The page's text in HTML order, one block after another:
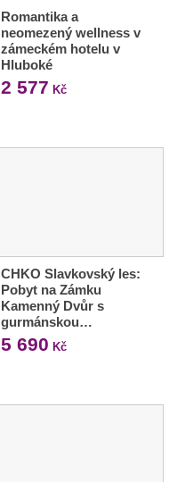
Romantika a
neomezený wellness v
zámeckém hotelu v
Hluboké
2 577 Kč
CHKO Slavkovský les:
Pobyt na Zámku
Kamenný Dvůr s
gurmánskou…
5 690 Kč